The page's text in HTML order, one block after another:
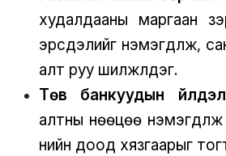
худалдааны маргаан
эрсдэлийг нэмэгдүүлж,
алт руу шилжүүлдэг.
Төв банкуудын
алтны нөөцөө
үнийн доод хязгаарыг